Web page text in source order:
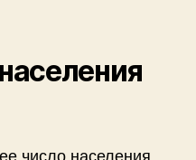
число населения